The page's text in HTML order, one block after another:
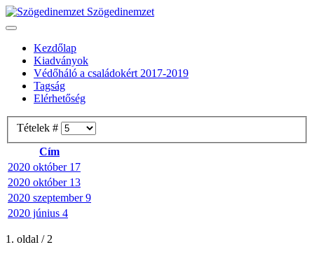
Szögedinemzet
Kezdőlap
Kiadványok
Védőháló a családokért 2017-2019
Tagság
Elérhetőség
Tételek #
Cím
2020 október 17
2020 október 13
2020 szeptember 9
2020 június 4
1. oldal / 2